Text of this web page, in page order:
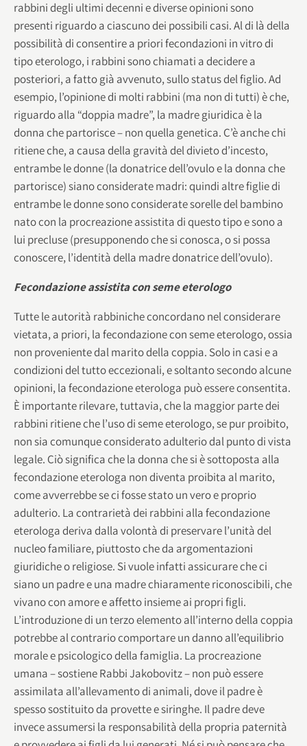
rabbini degli ultimi decenni e diverse opinioni sono
presenti riguardo a ciascuno dei possibili casi. Al di là della
possibilità di consentire a priori fecondazioni in vitro di
tipo eterologo, i rabbini sono chiamati a decidere a
posteriori, a fatto già avvenuto, sullo status del figlio. Ad
esempio, l’opinione di molti rabbini (ma non di tutti) è che,
riguardo alla “doppia madre”, la madre giuridica è la
donna che partorisce – non quella genetica. C’è anche chi
ritiene che, a causa della gravità del divieto d’incesto,
entrambe le donne (la donatrice dell’ovulo e la donna che
partorisce) siano considerate madri: quindi altre figlie di
entrambe le donne sono considerate sorelle del bambino
nato con la procreazione assistita di questo tipo e sono a
lui precluse (presupponendo che si conosca, o si possa
conoscere, l’identità della madre donatrice dell’ovulo).
Fecondazione assistita con seme eterologo
Tutte le autorità rabbiniche concordano nel considerare
vietata, a priori, la fecondazione con seme eterologo, ossia
non proveniente dal marito della coppia. Solo in casi e a
condizioni del tutto eccezionali, e soltanto secondo alcune
opinioni, la fecondazione eterologa può essere consentita.
È importante rilevare, tuttavia, che la maggior parte dei
rabbini ritiene che l’uso di seme eterologo, se pur proibito,
non sia comunque considerato adulterio dal punto di vista
legale. Ciò significa che la donna che si è sottoposta alla
fecondazione eterologa non diventa proibita al marito,
come avverrebbe se ci fosse stato un vero e proprio
adulterio. La contrarietà dei rabbini alla fecondazione
eterologa deriva dalla volontà di preservare l’unità del
nucleo familiare, piuttosto che da argomentazioni
giuridiche o religiose. Si vuole infatti assicurare che ci
siano un padre e una madre chiaramente riconoscibili, che
vivano con amore e affetto insieme ai propri figli.
L’introduzione di un terzo elemento all’interno della coppia
potrebbe al contrario comportare un danno all’equilibrio
morale e psicologico della famiglia. La procreazione
umana – sostiene Rabbi Jakobovitz – non può essere
assimilata all’allevamento di animali, dove il padre è
spesso sostituito da provette e siringhe. Il padre deve
invece assumersi la responsabilità della propria paternità